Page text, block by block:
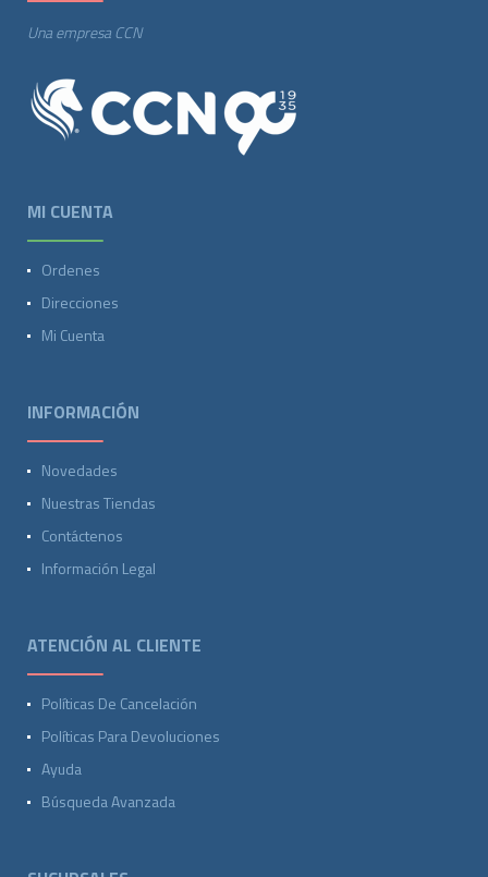
Una empresa CCN
MI CUENTA
Ordenes
Direcciones
Mi Cuenta
INFORMACIÓN
Novedades
Nuestras Tiendas
Contáctenos
Información Legal
ATENCIÓN AL CLIENTE
Políticas De Cancelación
Políticas Para Devoluciones
Ayuda
Búsqueda Avanzada